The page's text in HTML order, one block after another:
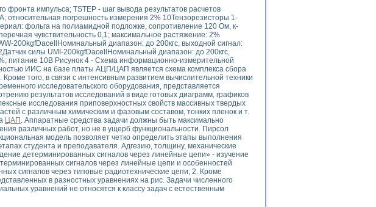
значений
стробоскопического осциллографа и исследования методов расширения его полосы
средств измерений
измерителя параметров джиттера
решеток в учебной лаборатории средствами LabVIEW
SPICE- модели импульсного сигнала
в программной среде Lab VIEW 7.1
процессов в среде LabVIEW
электросопротивления (RRR) сверхпроводников
колебаний в пространстве Ван Дер Поля
GW INSTEK
базе USB-6008
сред
фронта импульса; TSTEP - шаг вывода результатов расчетов
относительная погрешность измерения 2% 10Тензорезисторы 1-
фольга на полиамидной подложке, сопротивление 120 Ом, к-
чувствительность 0,1; максимальное растяжение: 2%
200kgfDacellНоминальный диапазон: до 200кгс, выходной сигнал:
силы UMI-200kgfDacellНоминальный диапазон: до 200кгс,
питание 10В Рисунок 4 - Схема информационно-измерительной
ИИС на базе платы АЦП/ЦАП является схема комплекса сбора
того, в связи с интенсивным развитием вычислительной техники
исследовательского оборудования, представляется
результатов исследований в виде готовых диаграмм, графиков
исследования приповерхностных свойств массивных твердых
с различным химическим и фазовым составом, тонких пленок и т.
ЦАП . Аппаратные средства задачи должны быть максимально
различных работ, но не в ущерб функциональности. Пирсол
модель позволяет четко определить этапы выполнения
студента и преподавателя. Адгезию, толщину, механические
детерминированных сигналов через линейные цепи» - изучение
сигналов через линейные цепи и особенностей
сигналов через типовые радиотехнические цепи; 2. Кроме
в разностных уравнениях на рис. Задачи численного
уравнений не относятся к классу задач с естественным